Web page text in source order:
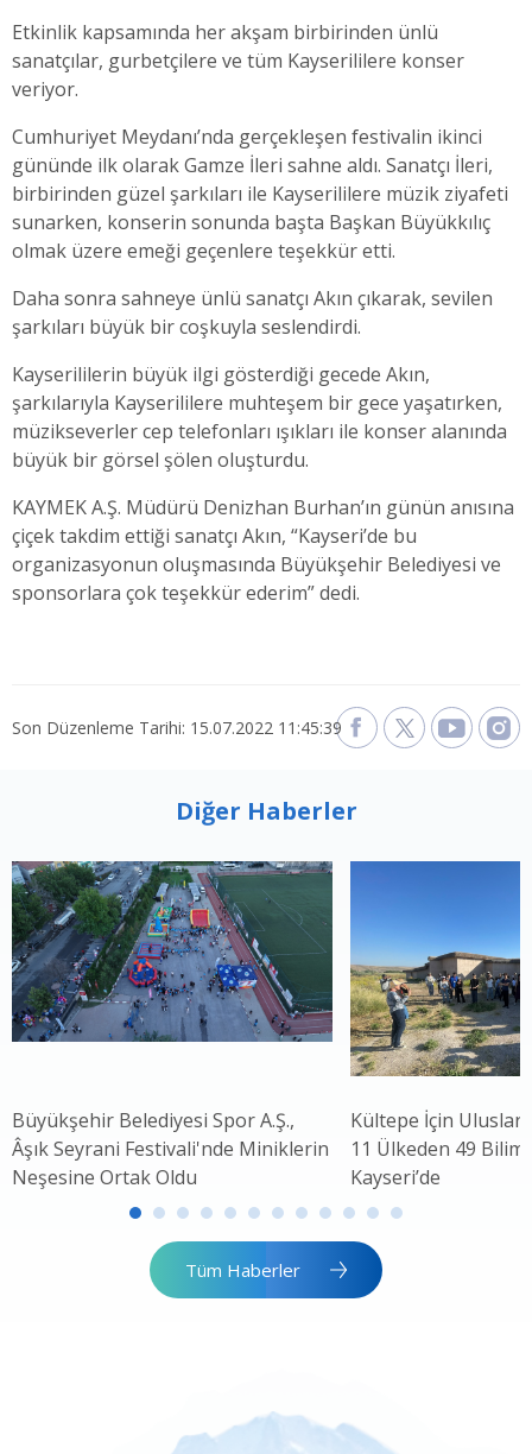
Etkinlik kapsamında her akşam birbirinden ünlü
sanatçılar, gurbetçilere ve tüm Kayserililere konser
veriyor.
Cumhuriyet Meydanı’nda gerçekleşen festivalin ikinci
gününde ilk olarak Gamze İleri sahne aldı. Sanatçı İleri,
birbirinden güzel şarkıları ile Kayserililere müzik ziyafeti
sunarken, konserin sonunda başta Başkan Büyükkılıç
olmak üzere emeği geçenlere teşekkür etti.
Daha sonra sahneye ünlü sanatçı Akın çıkarak, sevilen
şarkıları büyük bir coşkuyla seslendirdi.
Kayserililerin büyük ilgi gösterdiği gecede Akın,
şarkılarıyla Kayserililere muhteşem bir gece yaşatırken,
müzikseverler cep telefonları ışıkları ile konser alanında
büyük bir görsel şölen oluşturdu.
KAYMEK A.Ş. Müdürü Denizhan Burhan’ın günün anısına
çiçek takdim ettiği sanatçı Akın, “Kayseri’de bu
organizasyonun oluşmasında Büyükşehir Belediyesi ve
sponsorlara çok teşekkür ederim” dedi.
Son Düzenleme Tarihi: 15.07.2022 11:45:39
Diğer Haberler
Büyükşehir Belediyesi Spor A.Ş.,
Âşık Seyrani Festivali'nde Miniklerin
Neşesine Ortak Oldu
Kültepe İçin
11 Ülkeden 49 Bilim
Kayseri’de
Tüm Haberler